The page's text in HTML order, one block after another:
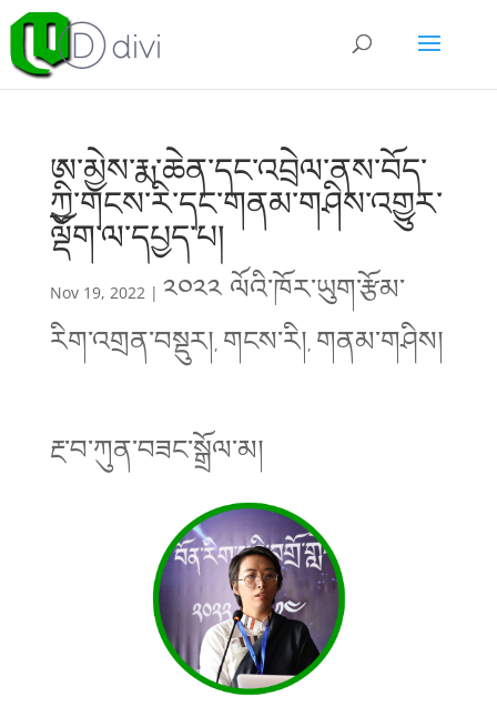
ཨ་མྱེས་རྨ་ཆེན་དང་འབྲེལ་ནས་བོད་
ཀྱི་གངས་རི་དང་གནམ་གཤིས་འགྱུར་
ལྡོག་ལ་དཔྱད་པ།
Nov 19, 2022| ༢༠༢༢ ལོའི་ཁོར་ཡུག་རྩོམ་
རིག་འགྲན་བསྡུར།, གངས་རི།, གནམ་གཤིས།
རྔ་བ་ཀུན་བཟང་སྒྲོལ་མ།